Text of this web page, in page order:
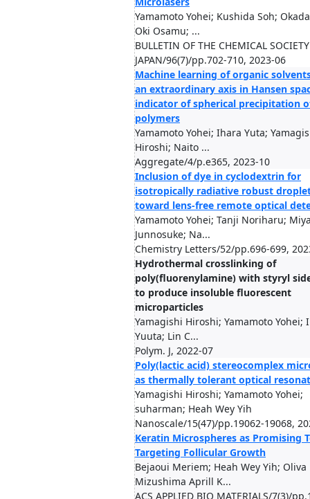
Yamamoto Yohei; Kushida Soh;
Oki Osamu; ...
BULLETIN OF THE CHEMICAL
JAPAN/96(7)/pp.702-710, 2023-06
Machine learning of organic
an extraordinary axis in Hansen
indicator of spherical precipitation
polymers
Yamamoto Yohei; Ihara Yuta;
Hiroshi; Naito ...
Aggregate/4/p.e365, 2023-10
Inclusion of dye in cyclodextrin for
isotropically radiative robust
toward lens-free remote optical
Yamamoto Yohei; Tanji Noriharu;
Junnosuke; Na...
Chemistry Letters/52/pp.696-699,
Hydrothermal crosslinking of
poly(fluorenylamine) with styryl
to produce insoluble fluorescent
microparticles
Yamagishi Hiroshi; Yamamoto Yohei;
Yuuta; Lin C...
Polym. J, 2022-07
Poly(lactic acid) stereocomplex
as thermally tolerant optical
Yamagishi Hiroshi; Yamamoto Yohei;
suharman; Heah Wey Yih
Nanoscale/15(47)/pp.19062-19068,
Keratin Microspheres as Promising
Targeting Follicular Growth
Bejaoui Meriem; Heah Wey Yih; Oliva
Mizushima Aprill K...
ACS APPLIED BIO MATERIALS/7(3)/